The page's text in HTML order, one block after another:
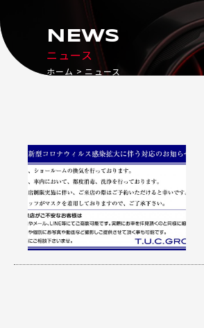
ニュース
NEWS
ホーム ニュース